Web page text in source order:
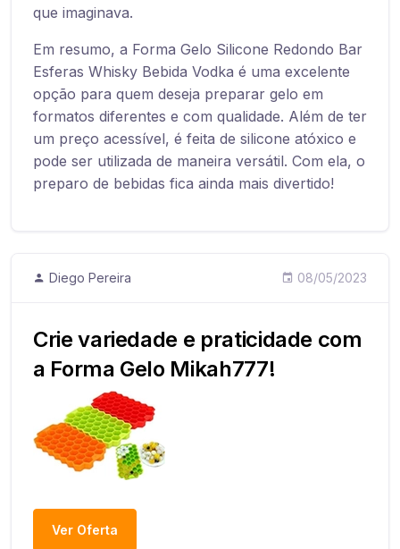
que imaginava.
Em resumo, a Forma Gelo Silicone Redondo Bar
Esferas Whisky Bebida Vodka é uma excelente
opção para quem deseja preparar gelo em
formatos diferentes e com qualidade. Além de ter
um preço acessível, é feita de silicone atóxico e
pode ser utilizada de maneira versátil. Com ela, o
preparo de bebidas fica ainda mais divertido!
Diego Pereira 08/05/2023
Crie variedade e praticidade com
a Forma Gelo Mikah777!
Ver Oferta